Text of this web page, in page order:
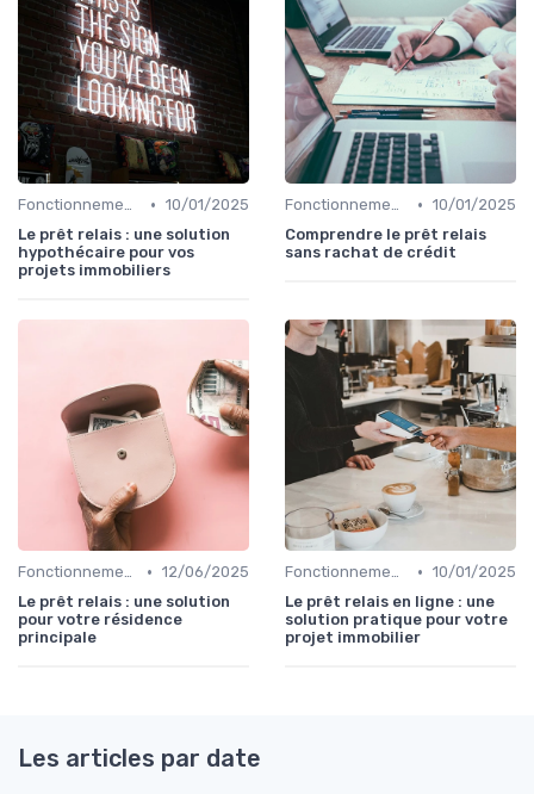
Fonctionnement du prêt relais • 10/01/2025
Le prêt relais : une solution
hypothécaire pour vos
projets immobiliers
Fonctionnement du prêt relais • 10/01/2025
Comprendre le prêt relais
sans rachat de crédit
Fonctionnement du prêt relais • 12/06/2025
Le prêt relais : une solution
pour votre résidence
principale
Fonctionnement du prêt relais • 10/01/2025
Le prêt relais en ligne : une
solution pratique pour votre
projet immobilier
Les articles par date